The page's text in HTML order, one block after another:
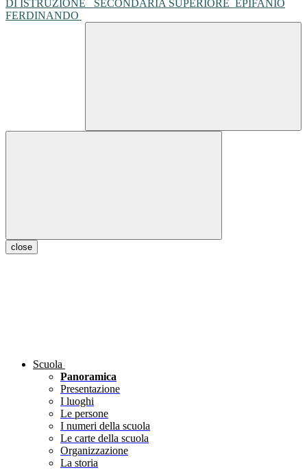
DI ISTRUZIONE
SECONDARIA SUPERIORE EPIFANIO
FERDINANDO
close
Scuola
Panoramica
Presentazione
I luoghi
Le persone
I numeri della scuola
Le carte della scuola
Organizzazione
La storia